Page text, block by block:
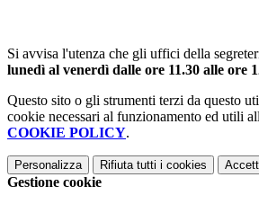
Si avvisa l'utenza che gli uffici della
lunedì al venerdì dalle ore 11.30 alle ore
Questo sito o gli strumenti terzi da questo
cookie necessari al funzionamento ed utili
COOKIE POLICY.
Personalizza Rifiuta tutti i cookies
Gestione cookie